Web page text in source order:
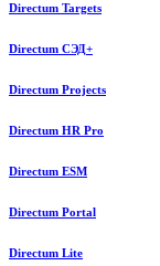
Directum Targets
Directum СЭД+
Directum Projects
Directum HR Pro
Directum ESM
Directum Portal
Directum Lite